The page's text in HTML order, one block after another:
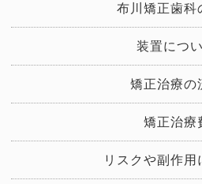
布川矯正歯科
装置につ
矯正治療の
矯正治療
リスクや副作用